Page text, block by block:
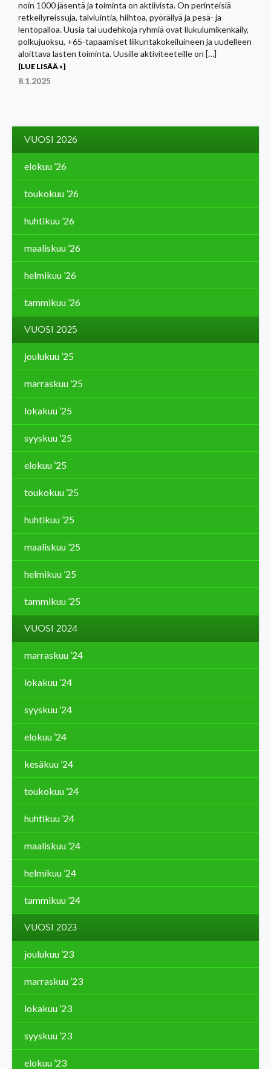
noin 1000 jäsentä ja toiminta on aktiivista. On perinteisiä
retkeilyreissuja, talviuintia, hiihtoa, pyöräilyä ja pesä- ja
lentopalloa. Uusia tai uudehkoja ryhmiä ovat liukulumikenkäily,
polkujuoksu, +65-tapaamiset liikuntakokeiluineen ja uudelleen
aloittava lasten toiminta. Uusille aktiviteeteille on […]
[LUE LISÄÄ »]
8.1.2025
VUOSI 2026
elokuu ’26
toukokuu ’26
huhtikuu ’26
maaliskuu ’26
helmikuu ’26
tammikuu ’26
VUOSI 2025
joulukuu ’25
marraskuu ’25
lokakuu ’25
syyskuu ’25
elokuu ’25
toukokuu ’25
huhtikuu ’25
maaliskuu ’25
helmikuu ’25
tammikuu ’25
VUOSI 2024
marraskuu ’24
lokakuu ’24
syyskuu ’24
elokuu ’24
kesäkuu ’24
toukokuu ’24
huhtikuu ’24
maaliskuu ’24
helmikuu ’24
tammikuu ’24
VUOSI 2023
joulukuu ’23
marraskuu ’23
lokakuu ’23
syyskuu ’23
elokuu ’23